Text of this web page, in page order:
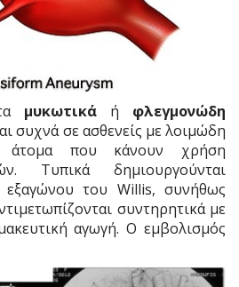
μυκωτικά ή φλεγμονώδη
συχνά σε ασθενείς με λοιμώδη
άτομα που κάνουν χρήση
Τυπικά δημιουργούνται
εξαγώνου του Willis, συνήθως
συντηρητικά με
αγωγή. Ο εμβολισμός